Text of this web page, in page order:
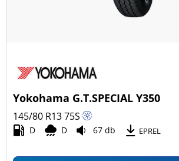
Yokohama G.T.SPECIAL Y350
145/80 R1375S
D D 67 db EPREL